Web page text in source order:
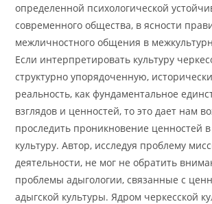
определенной психологической
современного общества, в ясности
межличностного общения в
Если интерпретировать культуру
структурно упорядоченную,
реальность, как фундаментальное
взглядов и ценностей, то это дает нам
проследить проникновение ценностей
культуру. Автор, исследуя проблему
деятельности, не мог не обратить
проблемы адыгологии, связанные с
адыгской культуры. Ядром черкесской